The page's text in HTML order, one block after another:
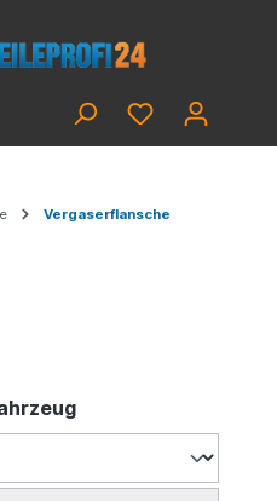
Vergaserflansche